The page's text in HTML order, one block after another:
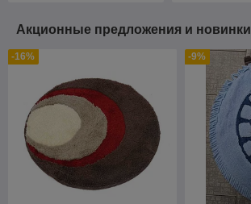
Акционные предложения и новинки
-16% -9%